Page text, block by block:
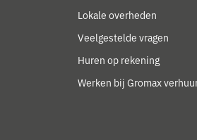
Lokale overheden
Veelgestelde vragen
Huren op rekening
Werken bij Gromax